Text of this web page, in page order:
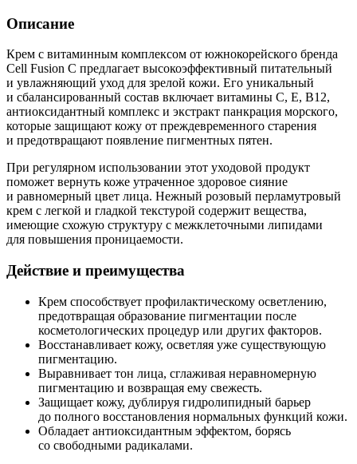
Описание
Крем с витаминным комплексом от южнокорейского бренда
Cell Fusion C предлагает высокоэффективный питательный
и увлажняющий уход для зрелой кожи. Его уникальный
и сбалансированный состав включает витамины С, Е, В12,
антиоксидантный комплекс и экстракт панкрация морского,
которые защищают кожу от преждевременного старения
и предотвращают появление пигментных пятен.
При регулярном использовании этот уходовой продукт
поможет вернуть коже утраченное здоровое сияние
и равномерный цвет лица. Нежный розовый перламутровый
крем с легкой и гладкой текстурой содержит вещества,
имеющие схожую структуру с межклеточными липидами
для повышения проницаемости.
Действие и преимущества
Крем способствует профилактическому осветлению,
предотвращая образование пигментации после
косметологических процедур или других факторов.
Восстанавливает кожу, осветляя уже существующую
пигментацию.
Выравнивает тон лица, сглаживая неравномерную
пигментацию и возвращая ему свежесть.
Защищает кожу, дублируя гидролипидный барьер
до полного восстановления нормальных функций кожи.
Обладает антиоксидантным эффектом, борясь
со свободными радикалами.